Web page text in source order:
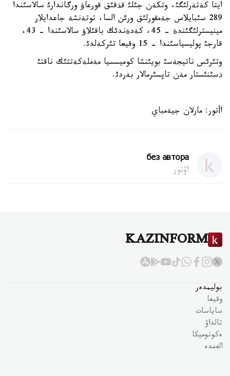
ايتا كةتةرلئگئ، وتكةن جئلئ قذقئق قورعاؤ ورگاندارئ سالاسئندا
289 سئبايلاس جةمقورلئق ورئن السا، توتةنشة جاعدايلار
مينيسترلئگئندة - 45، كةدةندئك باقئلاؤ سالاسئندا - 43،
قارجئ پوليسياسئندا - 15 وقيعا تئركةلدئ.
وتئرئس ناتيجةسئ بويئنشا كوميسسيا مةملةكةتتئك ناقتئ
ذسئنئستار مةن تاپسئرمالار بةردئ.
اأتور: مارلان جيةمباي
без автора
اۆتور
KAZINFORM
بوليمدەر
وقيعا
ساياسات
تالداۋ
ەكونوميكا
الەمدە